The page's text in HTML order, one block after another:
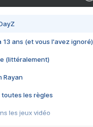
13 ans (et vous l'avez ignoré)
(littéralement)
Rayan
toutes les règles
les jeux vidéo